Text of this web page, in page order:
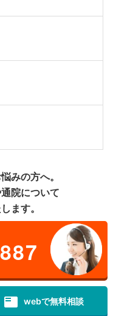
みの方へ。
院について
ます。
featured_play_list webで無料相談